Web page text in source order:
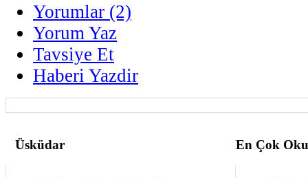
Yorumlar (2)
Yorum Yaz
Tavsiye Et
Haberi Yazdir
Üsküdar En Çok